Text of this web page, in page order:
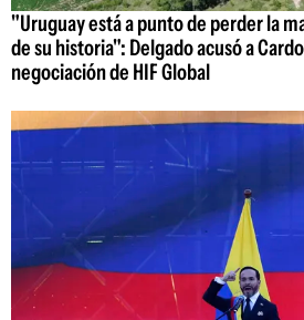
"Uruguay está a punto de perder la
de su historia": Delgado acusó a
negociación de HIF Global